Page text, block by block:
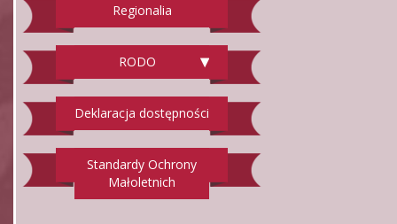
Regionalia
RODO
Deklaracja dostępności
Standardy Ochrony
Małoletnich